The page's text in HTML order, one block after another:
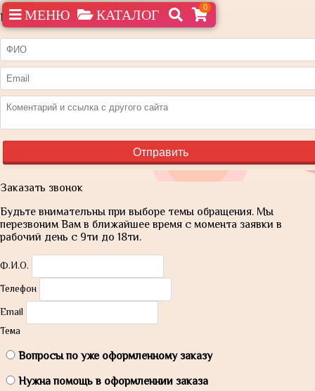
Нашли дешевле?
Заказать звонок
Будьте внимательны при выборе темы обращения. Мы
перезвоним Вам в ближайшее время с момента заявки в
рабочий день с 9ти до 18ти.
Ф.И.О.
Телефон
Email
Тема
Вопросы по уже оформленному заказу
Нужна помощь в оформленнии заказа
МЕНЮ КАТАЛОГ 0